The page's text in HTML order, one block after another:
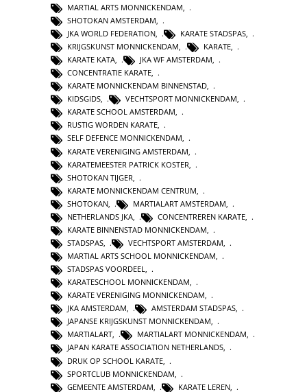
MARTIAL ARTS MONNICKENDAM
SHOTOKAN AMSTERDAM
JKA WORLD FEDERATION
KARATE STADSPAS
KRIJGSKUNST MONNICKENDAM, KARATE,
KARATE KATA, JKA WF AMSTERDAM,
CONCENTRATIE KARATE,
KARATE MONNICKENDAM BINNENSTAD,
KIDSGIDS, VECHTSPORT MONNICKENDAM,
KARATE SCHOOL AMSTERDAM,
RUSTIG WORDEN KARATE,
SELF DEFENCE MONNICKENDAM,
KARATE VERENIGING AMSTERDAM
KARATEMEESTER PATRICK KOSTER
SHOTOKAN TIJGER
KARATE MONNICKENDAM CENTRUM
SHOTOKAN
MARTIALART AMSTERDAM
NETHERLANDS JKA
CONCENTREREN KARATE
KARATE BINNENSTAD MONNICKENDAM
STADSPAS
VECHTSPORT AMSTERDAM
MARTIAL ARTS SCHOOL MONNICKENDAM,
STADSPAS VOORDEEL,
KARATESCHOOL MONNICKENDAM,
KARATE VERENIGING MONNICKENDAM,
JKA AMSTERDAM, AMSTERDAM STADSPAS,
JAPANSE KRIJGSKUNST MONNICKENDAM,
MARTIALART, MARTIALART MONNICKENDAM,
JAPAN KARATE ASSOCIATION NETHERLANDS,
DRUK OP SCHOOL KARATE
SPORTCLUB MONNICKENDAM
GEMEENTE AMSTERDAM
KARATE LEREN